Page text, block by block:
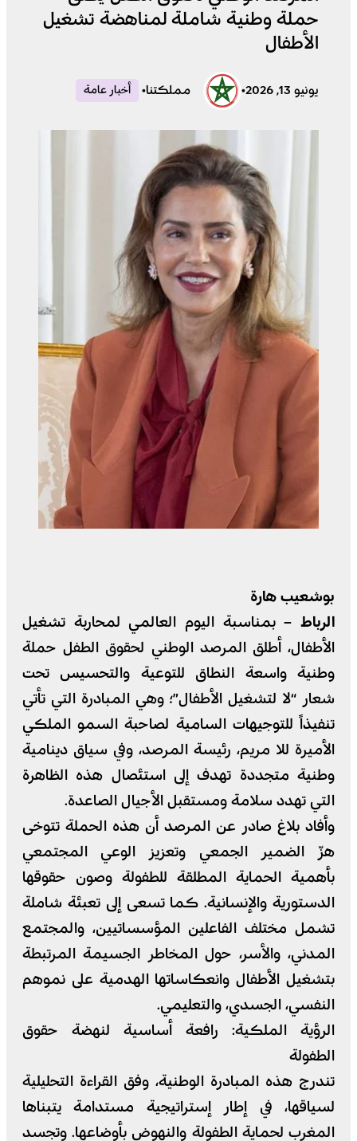
حملة وطنية شاملة لمناهضة تشغيل
الأطفال
يونيو 13, 2026 • مملكتنا• أخبار عامة
بوشعيب هارة
الرباط –بمناسبة اليوم العالمي لمحاربة تشغيل
الأطفال، أطلق المرصد الوطني لحقوق الطفل حملة
وطنية واسعة النطاق للتوعية والتحسيس تحت
شعار “لا لتشغيل الأطفال”؛ وهي المبادرة التي تأتي
تنفيذاً للتوجيهات السامية لصاحبة السمو الملكي
الأميرة للا مريم، رئيسة المرصد، وفي سياق دينامية
وطنية متجددة تهدف إلى استئصال هذه الظاهرة
التي تهدد سلامة ومستقبل الأجيال الصاعدة.
​وأفاد بلاغ صادر عن المرصد أن هذه الحملة تتوخى
هزّ الضمير الجمعي وتعزيز الوعي المجتمعي
بأهمية الحماية المطلقة للطفولة وصون حقوقها
الدستورية والإنسانية. كما تسعى إلى تعبئة شاملة
تشمل مختلف الفاعلين المؤسساتيين، والمجتمع
المدني، والأسر، حول المخاطر الجسيمة المرتبطة
بتشغيل الأطفال وانعكاساتها الهدمية على نموهم
النفسي، الجسدي، والتعليمي.
​الرؤية الملكية: رافعة أساسية لنهضة حقوق
الطفولة
​تندرج هذه المبادرة الوطنية، وفق القراءة التحليلية
لسياقها، في إطار إستراتيجية مستدامة يتبناها
المغرب لحماية الطفولة والنهوض بأوضاعها. وتجسد